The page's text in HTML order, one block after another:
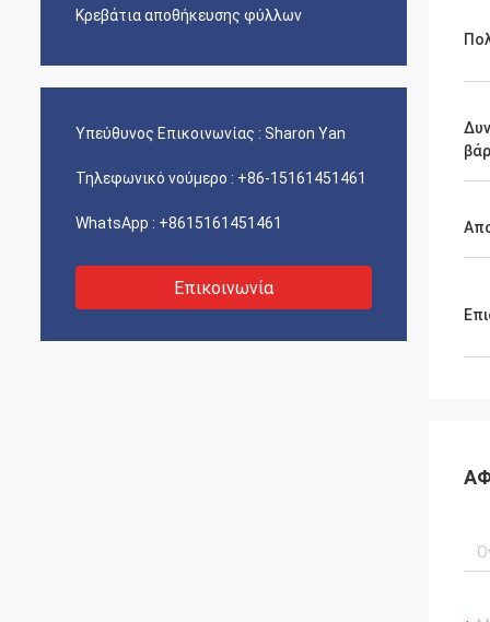
Κρεβάτια αποθήκευσης φύλλων
Υπεύθυνος Επικοινωνίας : Sharon Yan
Τηλεφωνικό νούμερο : +86-15161451461
WhatsApp : +8615161451461
Επικοινωνία